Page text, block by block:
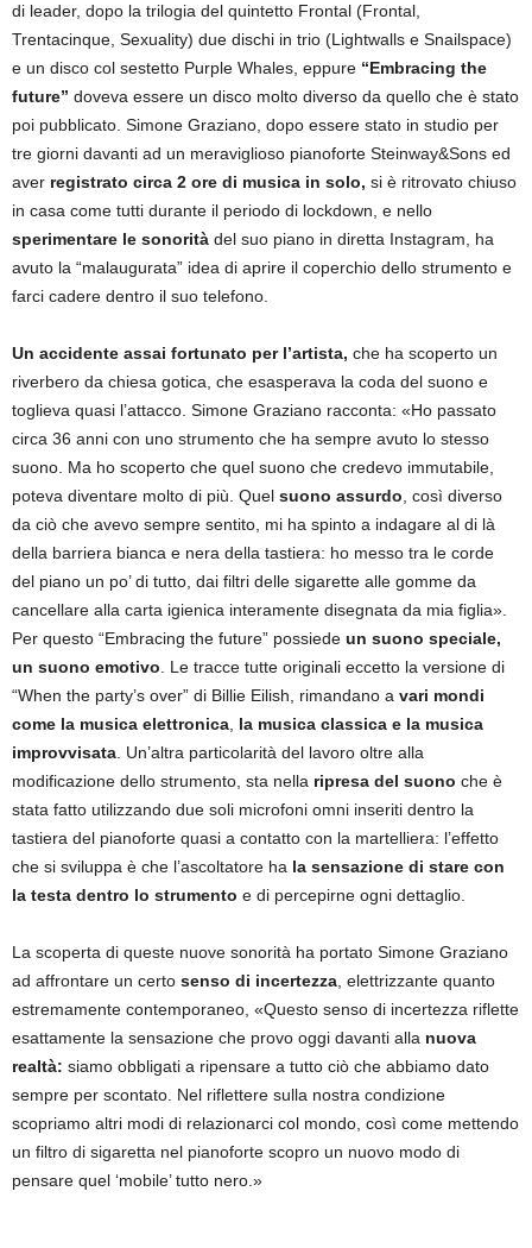
di leader, dopo la trilogia del quintetto Frontal (Frontal,
Trentacinque, Sexuality) due dischi in trio (Lightwalls e Snailspace)
e un disco col sestetto Purple Whales, eppure “Embracing the
future” doveva essere un disco molto diverso da quello che è stato
poi pubblicato. Simone Graziano, dopo essere stato in studio per
tre giorni davanti ad un meraviglioso pianoforte Steinway&Sons ed
aver registrato circa 2 ore di musica in solo, si è ritrovato chiuso
in casa come tutti durante il periodo di lockdown, e nello
sperimentare le sonorità del suo piano in diretta Instagram, ha
avuto la “malaugurata” idea di aprire il coperchio dello strumento e
farci cadere dentro il suo telefono.
Un accidente assai fortunato per l’artista, che ha scoperto un
riverbero da chiesa gotica, che esasperava la coda del suono e
toglieva quasi l’attacco. Simone Graziano racconta: «Ho passato
circa 36 anni con uno strumento che ha sempre avuto lo stesso
suono. Ma ho scoperto che quel suono che credevo immutabile,
poteva diventare molto di più. Quel suono assurdo, così diverso
da ciò che avevo sempre sentito, mi ha spinto a indagare al di là
della barriera bianca e nera della tastiera: ho messo tra le corde
del piano un po’ di tutto, dai filtri delle sigarette alle gomme da
cancellare alla carta igienica interamente disegnata da mia figlia».
Per questo “Embracing the future” possiede un suono speciale,
un suono emotivo. Le tracce tutte originali eccetto la versione di
“When the party’s over” di Billie Eilish, rimandano a vari mondi
come la musica elettronica, la musica classica e la musica
improvvisata. Un’altra particolarità del lavoro oltre alla
modificazione dello strumento, sta nella ripresa del suono che è
stata fatto utilizzando due soli microfoni omni inseriti dentro la
tastiera del pianoforte quasi a contatto con la martelliera: l’effetto
che si sviluppa è che l’ascoltatore ha la sensazione di stare con
la testa dentro lo strumento e di percepirne ogni dettaglio.
La scoperta di queste nuove sonorità ha portato Simone Graziano
ad affrontare un certo senso di incertezza, elettrizzante quanto
estremamente contemporaneo, «Questo senso di incertezza riflette
esattamente la sensazione che provo oggi davanti alla nuova
realtà: siamo obbligati a ripensare a tutto ciò che abbiamo dato
sempre per scontato. Nel riflettere sulla nostra condizione
scopriamo altri modi di relazionarci col mondo, così come mettendo
un filtro di sigaretta nel pianoforte scopro un nuovo modo di
pensare quel ‘mobile’ tutto nero.»